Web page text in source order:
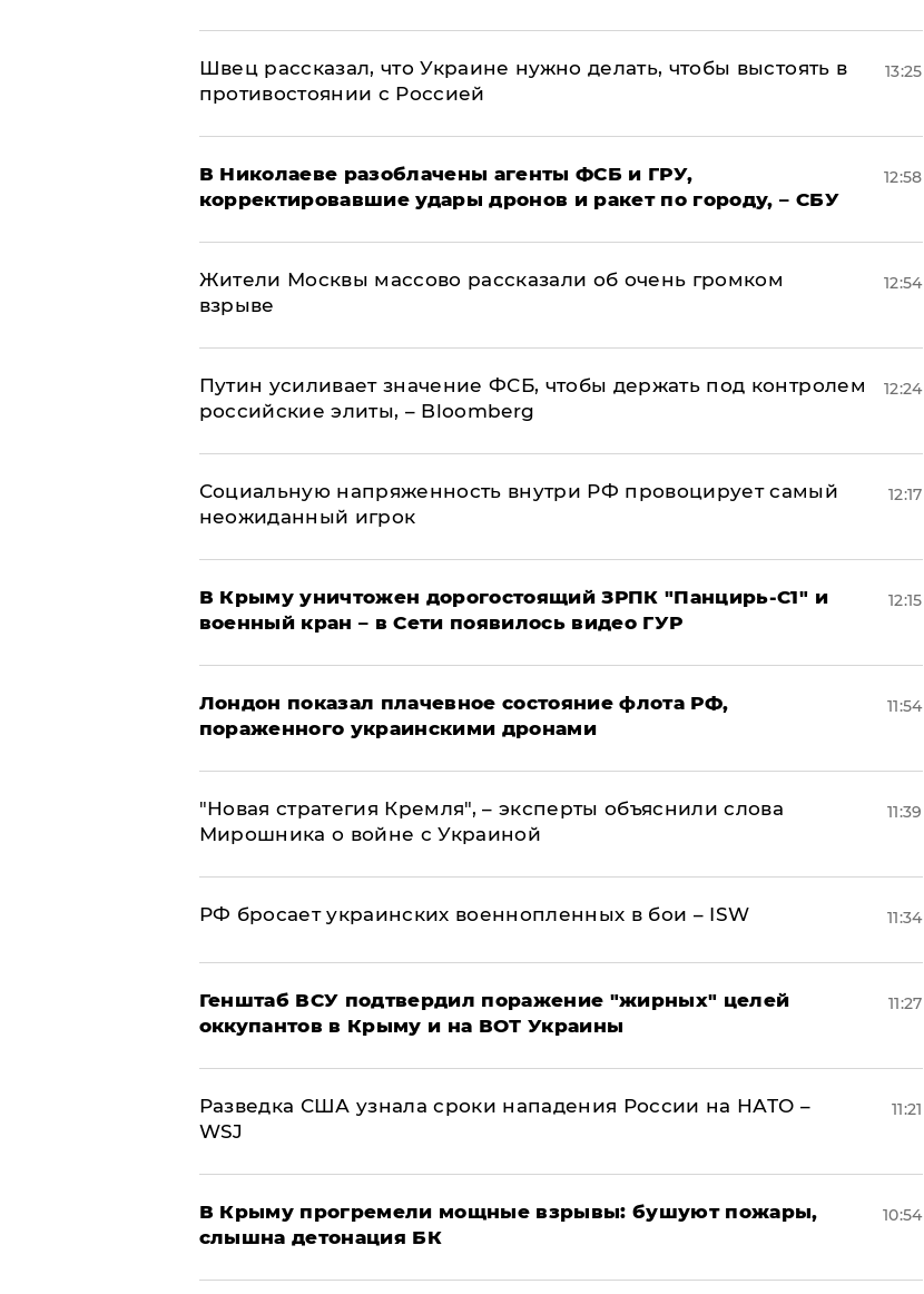
Швец рассказал, что Украине нужно делать, чтобы выстоять в
противостоянии с Россией
13:25
В Николаеве разоблачены агенты ФСБ и ГРУ,
корректировавшие удары дронов и ракет по городу, – СБУ
12:58
Жители Москвы массово рассказали об очень громком
взрыве
12:54
Путин усиливает значение ФСБ, чтобы держать под контролем
российские элиты, – Bloomberg
12:24
Социальную напряженность внутри РФ провоцирует самый
неожиданный игрок
12:17
В Крыму уничтожен дорогостоящий ЗРПК "Панцирь-С1" и
военный кран – в Сети появилось видео ГУР
12:15
Лондон показал плачевное состояние флота РФ,
пораженного украинскими дронами
11:54
"Новая стратегия Кремля", – эксперты объяснили слова
Мирошника о войне с Украиной
11:39
РФ бросает украинских военнопленных в бои – ISW 11:34
Генштаб ВСУ подтвердил поражение "жирных" целей
оккупантов в Крыму и на ВОТ Украины
11:27
Разведка США узнала сроки нападения России на НАТО –
WSJ
11:21
В Крыму прогремели мощные взрывы: бушуют пожары,
слышна детонация БК
10:54